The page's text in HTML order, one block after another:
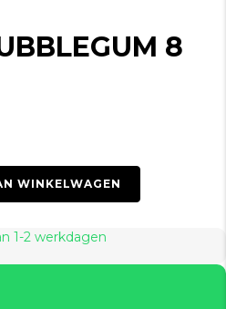
8
WINKELWAGEN
1-2 werkdagen